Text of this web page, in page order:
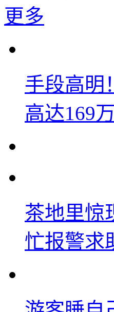
更多
手段高明
高达169
茶地里惊
忙报警求